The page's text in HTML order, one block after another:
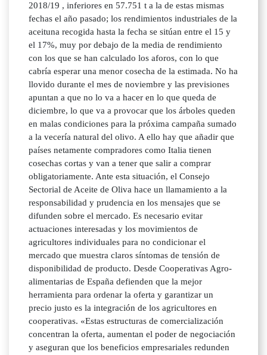
2018/19 , inferiores en 57.751 t a la de estas mismas
fechas el año pasado; los rendimientos industriales de la
aceituna recogida hasta la fecha se sitúan entre el 15 y
el 17%, muy por debajo de la media de rendimiento
con los que se han calculado los aforos, con lo que
cabría esperar una menor cosecha de la estimada. No ha
llovido durante el mes de noviembre y las previsiones
apuntan a que no lo va a hacer en lo que queda de
diciembre, lo que va a provocar que los árboles queden
en malas condiciones para la próxima campaña sumado
a la vecería natural del olivo. A ello hay que añadir que
países netamente compradores como Italia tienen
cosechas cortas y van a tener que salir a comprar
obligatoriamente. Ante esta situación, el Consejo
Sectorial de Aceite de Oliva hace un llamamiento a la
responsabilidad y prudencia en los mensajes que se
difunden sobre el mercado. Es necesario evitar
actuaciones interesadas y los movimientos de
agricultores individuales para no condicionar el
mercado que muestra claros síntomas de tensión de
disponibilidad de producto. Desde Cooperativas Agro-
alimentarias de España defienden que la mejor
herramienta para ordenar la oferta y garantizar un
precio justo es la integración de los agricultores en
cooperativas. «Estas estructuras de comercialización
concentran la oferta, aumentan el poder de negociación
y aseguran que los beneficios empresariales redunden